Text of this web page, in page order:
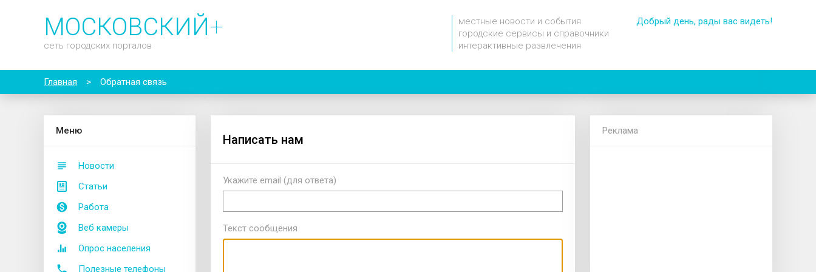
МОСКОВСКИЙ+
сеть городских порталов
местные новости и события
городские сервисы и справочники
интерактивные развлечения
Добрый день, рады вас видеть!
Главная > Обратная связь
Меню
Новости
Статьи
Работа
Веб камеры
Опрос населения
Полезные телефоны
Написать нам
Укажите email (для ответа)
Текст сообщения
Реклама